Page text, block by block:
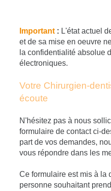
Important : L'état actuel
et de sa mise en oeuvre
la confidentialité absolue
électroniques.
Votre Chirurgien-
écoute
N'hésitez pas à nous
formulaire de contact ci-
part de vos demandes,
vous répondre dans les
Ce formulaire est mis à la
personne souhaitant